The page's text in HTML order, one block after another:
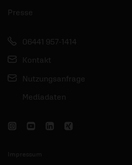
Presse
06441 957-1414
Kontakt
Nutzungsanfrage
Mediadaten
Impressum